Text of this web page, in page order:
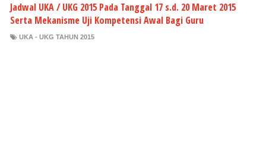
Jadwal UKA / UKG 2015 Pada Tanggal 17 s.d. 20 Maret 2015
Serta Mekanisme Uji Kompetensi Awal Bagi Guru
UKA - UKG TAHUN 2015